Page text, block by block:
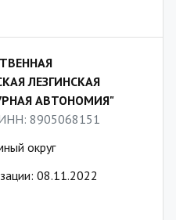
ЛЕЗГИНСКАЯ
АВТОНОМИЯ"
8905068151
округ
08.11.2022